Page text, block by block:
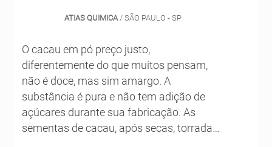
demonstrar competência, excelência e
Soluções Químicas se mostra referência
por ter: Atendimento personalizado;
Colaboradores eficientes; Amplo estoque
de produtos; Ótimo preço. Ainda tratando-
se de isopropanol preço acessível, mais do
que visar apenas lucratividade, deve
ATIAS QUIMICA/ SÃO PAULO - SP
O cacau em pó preço justo,
diferentemente do que muitos pensam,
não é doce, mas sim amargo. A
substância é pura e não tem adição de
açúcares durante sua fabricação. As
sementas de cacau, após secas, torradas